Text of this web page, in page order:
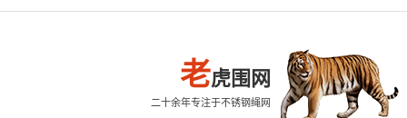
老虎围网
二十余年专注于不锈钢绳网